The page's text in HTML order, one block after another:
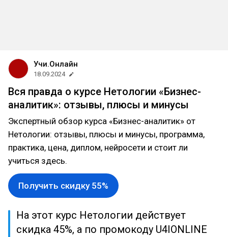
Учи.Онлайн
18.09.2024
Вся правда о курсе Нетологии «Бизнес-
аналитик»: отзывы, плюсы и минусы
Экспертный обзор курса «Бизнес-аналитик» от
Нетологии: отзывы, плюсы и минусы, программа,
практика, цена, диплом, нейросети и стоит ли
учиться здесь.
Получить скидку 55%
На этот курс Нетологии действует
скидка 45%, а по промокоду U4IONLINE